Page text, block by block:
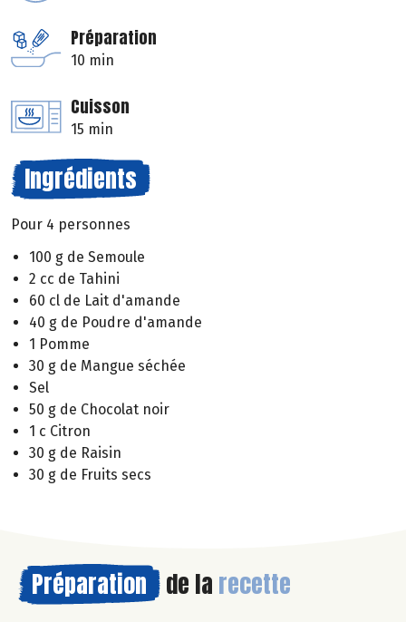
Préparation
10 min
Cuisson
15 min
Ingrédients
Pour 4 personnes
100 g de Semoule
2 cc de Tahini
60 cl de Lait d'amande
40 g de Poudre d'amande
1 Pomme
30 g de Mangue séchée
Sel
50 g de Chocolat noir
1 c Citron
30 g de Raisin
30 g de Fruits secs
Préparation de la recette